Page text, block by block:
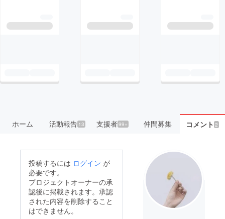
ホーム 活動報告13 支援者99+ 仲間募集 コメント 2
投稿するには ログイン が
必要です。
プロジェクトオーナーの承
認後に掲載されます。承認
された内容を削除すること
はできません。